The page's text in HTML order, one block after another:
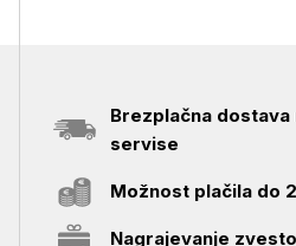
Brezplačna
servise
Možnost plačila do
Nagrajevanje